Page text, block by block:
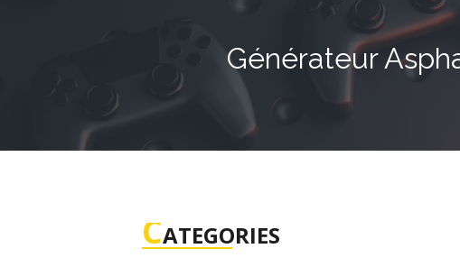
Générateur
CATEGORIES